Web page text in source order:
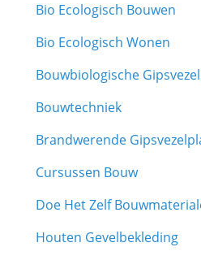
Bio Ecologisch Bouwen
Bio Ecologisch Wonen
Bouwbiologische
Bouwtechniek
Brandwerende
Cursussen Bouw
Doe Het Zelf
Houten Gevelbekleding